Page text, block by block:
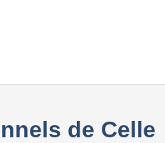
de Celle